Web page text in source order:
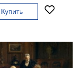
Купить